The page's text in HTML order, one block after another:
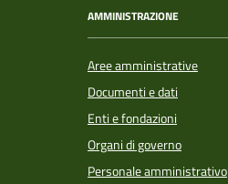
AMMINISTRAZIONE
Aree amministrative
Documenti e dati
Enti e fondazioni
Organi di governo
Personale amministrativo